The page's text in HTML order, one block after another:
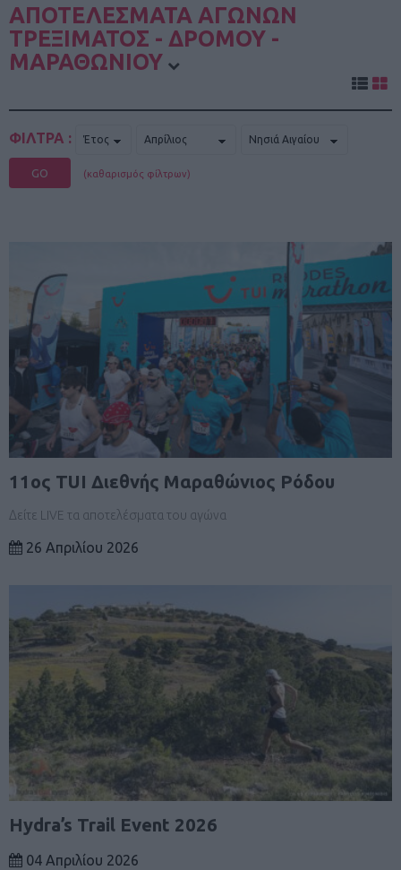
ΑΠΟΤΕΛΕΣΜΑΤΑ ΑΓΩΝΩΝ
ΤΡΕΞΙΜΑΤΟΣ - ΔΡΟΜΟΥ -
ΜΑΡΑΘΩΝΙΟΥ
ΦΙΛΤΡΑ :
GO (καθαρισμός φίλτρων)
11ος TUI Διεθνής Mαραθώνιος Ρόδου
Δείτε LIVE τα αποτελέσματα του αγώνα
26 Απριλίου 2026
Hydra’s Trail Event 2026
04 Απριλίου 2026